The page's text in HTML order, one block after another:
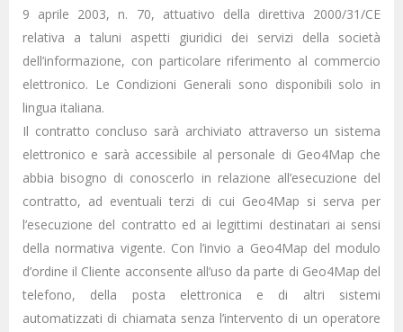
9 aprile 2003, n. 70, attuativo della direttiva 2000/31/CE
relativa a taluni aspetti giuridici dei servizi della società
dell’informazione, con particolare riferimento al commercio
elettronico. Le Condizioni Generali sono disponibili solo in
lingua italiana.
Il contratto concluso sarà archiviato attraverso un sistema
elettronico e sarà accessibile al personale di Geo4Map che
abbia bisogno di conoscerlo in relazione all’esecuzione del
contratto, ad eventuali terzi di cui Geo4Map si serva per
l’esecuzione del contratto ed ai legittimi destinatari ai sensi
della normativa vigente. Con l’invio a Geo4Map del modulo
d’ordine il Cliente acconsente all’uso da parte di Geo4Map del
telefono, della posta elettronica e di altri sistemi
automatizzati di chiamata senza l’intervento di un operatore